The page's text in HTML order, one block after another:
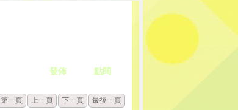
發佈 點閱
第一頁 上一頁 下一頁 最後一頁